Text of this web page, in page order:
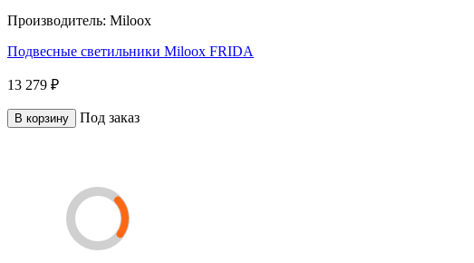
Производитель: Miloox
Подвесные светильники Miloox FRIDA
13 279 ₽
В корзину Под заказ